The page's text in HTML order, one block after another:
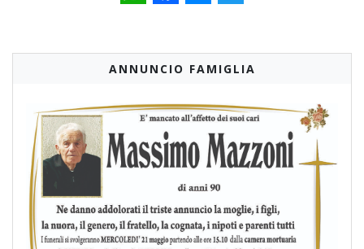
ANNUNCIO FAMIGLIA